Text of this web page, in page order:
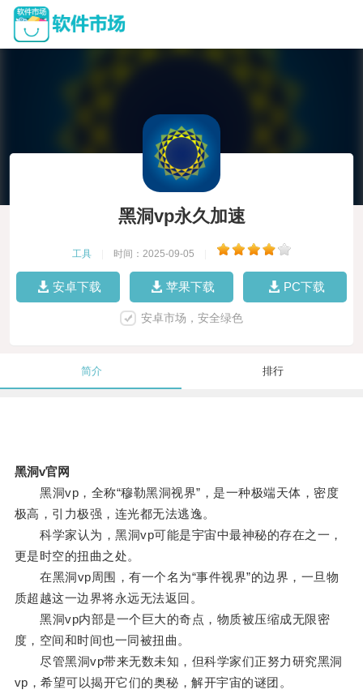
黑洞vp永久加速
工具 时间：2025-09-05
安卓下载 苹果下载 PC下载
安卓市场，安全绿色
简介 排行
黑洞v官网
黑洞vp，全称“穆勒黑洞视界”，是一种极端天体，密度
极高，引力极强，连光都无法逃逸。
科学家认为，黑洞vp可能是宇宙中最神秘的存在之一，
更是时空的扭曲之处。
在黑洞vp周围，有一个名为“事件视界”的边界，一旦物
质超越这一边界将永远无法返回。
黑洞vp内部是一个巨大的奇点，物质被压缩成无限密
度，空间和时间也一同被扭曲。
尽管黑洞vp带来无数未知，但科学家们正努力研究黑洞
vp，希望可以揭开它们的奥秘，解开宇宙的谜团。